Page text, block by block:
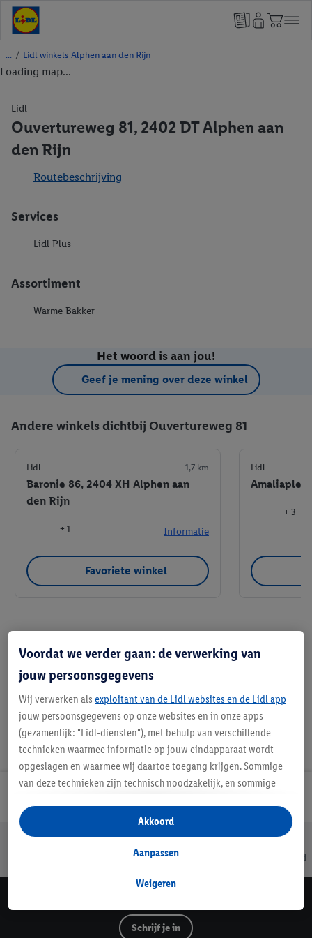
/ Lidl winkels Alphen aan den Rijn
Loading map...
Lidl
Ouvertureweg 81, 2402 DT Alphen aan
den Rijn
Routebeschrijving
Services
Lidl Plus
Assortiment
Warme Bakker
Het woord is aan jou!
Geef je mening over deze winkel
Andere winkels dichtbij Ouvertureweg 81
Lidl 1,7 km
Baronie 86, 2404 XH Alphen aan
den Rijn
+ 1 Informatie
Favoriete winkel
Lidl
Amaliaplein
+ 3
Favoriete winkel
Jouw voordelen bij ons als Lidl webshop klant
Veilig winkelen 30 dagen bedenktijd
Schrijf je in
Voordat we verder gaan: de verwerking van
jouw persoonsgegevens
Wij verwerken als exploitant van de Lidl websites en de Lidl app
jouw persoonsgegevens op onze websites en in onze apps
(gezamenlijk: "Lidl-diensten"), met behulp van verschillende
technieken waarmee informatie op jouw eindapparaat wordt
opgeslagen en waarmee wij daartoe toegang krijgen. Sommige
van deze technieken zijn technisch noodzakelijk, en sommige
opslaan van voorkeursinstellingen, het verzamelen en
analyseren van statistieken of voor het tonen van
gepersonaliseerde reclame binnen en buiten de Lidl-diensten.
gegevens over jouw aankoopgedrag in de winkel ook voor de
Als je hier toestemming geeft aan ons voor het personaliseren
van reclame en als je vervolgens een Lidl Plus-account
Weigeren
Aanpassen
Akkoord